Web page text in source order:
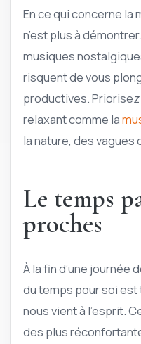
En ce qui concerne la
n’est plus à
musiques
risquent de vous
productives.
relaxant comme la
la nature, des vagues
Le temps
proches
À la fin d’une journée
du temps pour soi
nous vient à l’esprit.
des plus